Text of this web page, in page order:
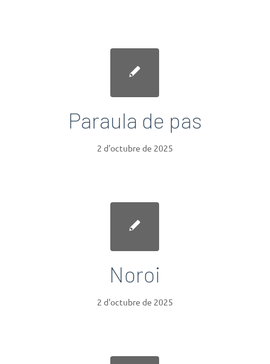
Paraula de pas
2 d'octubre de 2025
Noroi
2 d'octubre de 2025